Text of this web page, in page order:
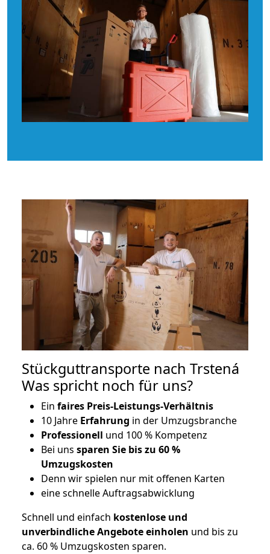
Stückguttransporte nach Trstená
Was spricht noch für uns?
Ein faires Preis-Leistungs-Verhältnis
10 Jahre Erfahrung in der Umzugsbranche
Professionell und 100 % Kompetenz
Bei uns sparen Sie bis zu 60 %
Umzugskosten
Denn wir spielen nur mit offenen Karten
eine schnelle Auftragsabwicklung
Schnell und einfach kostenlose und
unverbindliche Angebote einholen und bis zu
ca. 60 % Umzugskosten sparen.